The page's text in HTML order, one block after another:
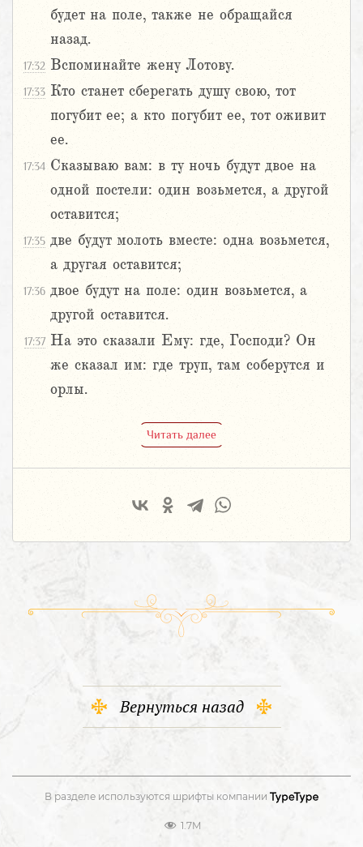
будет на поле, также не обращайся
назад.
17:32 Вспоминайте жену Лотову.
17:33 Кто станет сберегать душу свою, тот
погубит ее; а кто погубит ее, тот оживит
ее.
17:34 Сказываю вам: в ту ночь будут двое на
одной постели: один возьмется, а другой
оставится;
17:35 две будут молоть вместе: одна возьмется,
а другая оставится;
17:36 двое будут на поле: один возьмется, а
другой оставится.
17:37 На это сказали Ему: где, Господи? Он
же сказал им: где труп, там соберутся и
орлы.
Читать далее
Вернуться назад
В разделе используются шрифты компании
1.7M